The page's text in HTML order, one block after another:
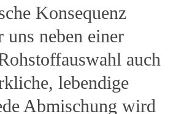
Konsequenz
neben einer
auch
lebendige
Abmischung wird